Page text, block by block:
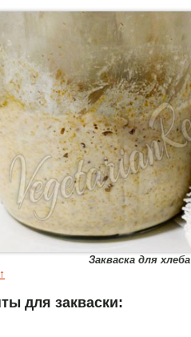
Закваска для хлеба
для закваски: